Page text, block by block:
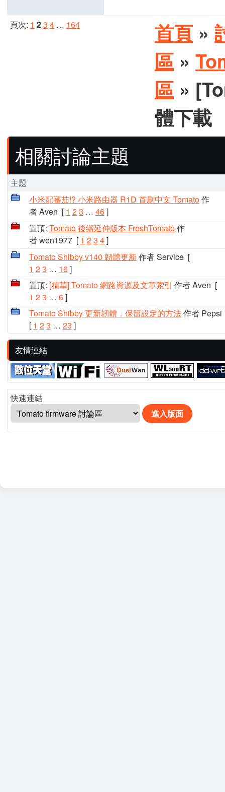
頁次: 1 23 4 … 164 首頁 »
區 »
區 »
體下載
相關討論主題
主題
小米配蕃茄!? 小米路由器 R1D 首刷中文 Tomato作
者 Aven [ 1 23 … 46]
置頂: Tomato 後續延伸版本 FreshTomato作
者 wen1977[ 1 23 4]
Tomato Shibby v140 韌體更新作者 Service[
1 23 … 16]
置頂: [精華] Tomato 網路資源及文章索引 作者 Aven [
1 23 … 6]
Tomato Shibby 更新韌體，保留設定的方法作者 Pepsi
[ 1 23 … 23 ]
友情連結
快速連結